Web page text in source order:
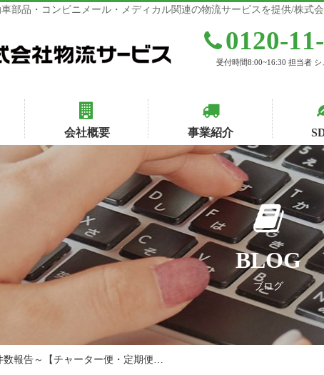
部品・コンビニメール・メディカル関連の物流サービスを提供/株式
会社概要 事業紹介
0120-
受付時間8:00~16:30 担当者
BLOG
ブログ
数報告～【チャーター便・定期便…